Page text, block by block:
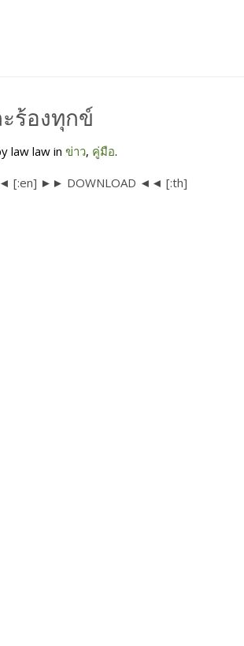
ร้องทุกข์
law law in ข่าว, คู่มือ.
[:en] ►► DOWNLOAD ◄◄ [:th]